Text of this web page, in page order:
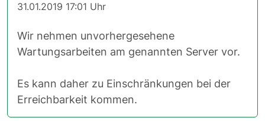
31.01.2019 17:01 Uhr
Wir nehmen unvorhergesehene
Wartungsarbeiten am genannten Server vor.
Es kann daher zu Einschränkungen bei der
Erreichbarkeit kommen.